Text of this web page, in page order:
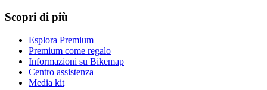
Scopri di più
Esplora Premium
Premium come regalo
Informazioni su Bikemap
Centro assistenza
Media kit